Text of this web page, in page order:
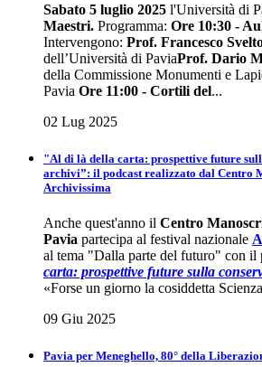
Sabato 5 luglio 2025 l'Università di
Maestri. Programma: Ore 10:30 -
Intervengono: Prof. Francesco
dell’Università di PaviaProf. Dario
della Commissione Monumenti e
Pavia Ore 11:00 - Cortili del...
02 Lug 2025
"Al di là della carta: prospettive future
archivi”: il podcast realizzato dal Centro
Archivissima
Anche quest'anno il Centro
Pavia partecipa al festival nazionale
al tema "Dalla parte del futuro" con il
carta: prospettive future sulla
«Forse un giorno la cosiddetta
09 Giu 2025
Pavia per Meneghello, 80° della